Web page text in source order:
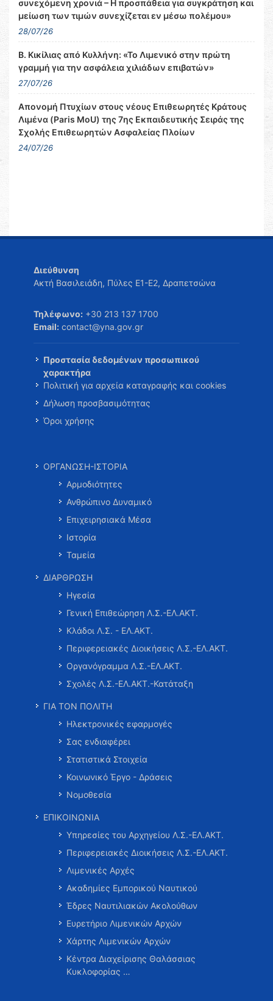
συνεχόμενη χρονιά – Η προσπάθεια για συγκράτηση και
μείωση των τιμών συνεχίζεται εν μέσω πολέμου»
28/07/26
Β. Κικίλιας από Κυλλήνη: «Το Λιμενικό στην πρώτη
γραμμή για την ασφάλεια χιλιάδων επιβατών»
27/07/26
Απονομή Πτυχίων στους νέους Επιθεωρητές Κράτους
Λιμένα (Paris MoU) της 7ης Εκπαιδευτικής Σειράς της
Σχολής Επιθεωρητών Ασφαλείας Πλοίων
24/07/26
Διεύθυνση
Ακτή Βασιλειάδη, Πύλες Ε1-Ε2, Δραπετσώνα
Τηλέφωνο: +30 213 137 1700
Email: contact@yna.gov.gr
Προστασία δεδομένων προσωπικού
χαρακτήρα
Πολιτική για αρχεία καταγραφής και cookies
Δήλωση προσβασιμότητας
Όροι χρήσης
ΟΡΓΑΝΩΣΗ-ΙΣΤΟΡΙΑ
Αρμοδιότητες
Ανθρώπινο Δυναμικό
Επιχειρησιακά Μέσα
Ιστορία
Ταμεία
ΔΙΑΡΘΡΩΣΗ
Ηγεσία
Γενική Επιθεώρηση Λ.Σ.-ΕΛ.ΑΚΤ.
Κλάδοι Λ.Σ. - ΕΛ.ΑΚΤ.
Περιφερειακές Διοικήσεις Λ.Σ.-ΕΛ.ΑΚΤ.
Οργανόγραμμα Λ.Σ.-ΕΛ.ΑΚΤ.
Σχολές Λ.Σ.-ΕΛ.ΑΚΤ.-Κατάταξη
ΓΙΑ ΤΟΝ ΠΟΛΙΤΗ
Ηλεκτρονικές εφαρμογές
Σας ενδιαφέρει
Στατιστικά Στοιχεία
Κοινωνικό Έργο - Δράσεις
Νομοθεσία
ΕΠΙΚΟΙΝΩΝΙΑ
Υπηρεσίες του Αρχηγείου Λ.Σ.-ΕΛ.ΑΚΤ.
Περιφερειακές Διοικήσεις Λ.Σ.-ΕΛ.ΑΚΤ.
Λιμενικές Αρχές
Ακαδημίες Εμπορικού Ναυτικού
Έδρες Ναυτιλιακών Ακολούθων
Ευρετήριο Λιμενικών Αρχών
Χάρτης Λιμενικών Αρχών
Κέντρα Διαχείρισης Θαλάσσιας
Κυκλοφορίας …